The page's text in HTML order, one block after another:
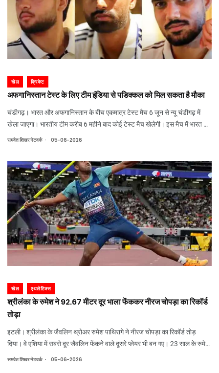
खेल क्रिकेट
अफगानिस्तान टेस्ट के लिए टीम इंडिया से पडिक्कल को मिल सकता है मौका
चंडीगढ़। भारत और अफगानिस्तान के बीच एकमात्र टेस्ट मैच 6 जून से न्यू चंडीगढ़ में
खेला जाएगा। भारतीय टीम करीब 6 महीने बाद कोई टेस्ट मैच खेलेगी। इस मैच में भारत के
दो खिलाड़ी डेब्यू कर सकते हैं। वहीं, नंबर-3 बल्लेबाज और तीसरे स्पिनर को लेकर कप्तान
समवेत शिखर नेटवर्क . 05-06-2026
खेल एथलेटिक्स
श्रीलंका के रुमेश ने 92.67 मीटर दूर भाला फेंककर नीरज चोपड़ा का रिकॉर्ड
तोड़ा
इटली। श्रीलंका के जैवलिन थ्रोअर रुमेश पाथिरागे ने नीरज चोपड़ा का रिकॉर्ड तोड़
दिया। वे एशिया में सबसे दूर जैवलिन फेंकने वाले दूसरे प्लेयर भी बन गए। 23 साल के रुमेश
ने रोम डायमंड लीग में 92.67 मीटर का थ्रो किया। यह 2026 में किसी भी प्लेयर का पहला
समवेत शिखर नेटवर्क . 05-06-2026